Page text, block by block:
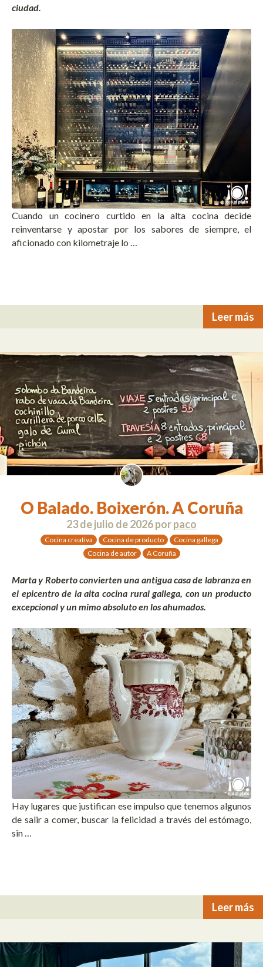
ciudad.
Cuando un cocinero curtido en la alta cocina decide
reinventarse y apostar por los sabores de siempre, el
aficionado con kilometraje lo …
Leer más
O Balado. Boixerón. A Coruña
23 de julio de 2026porpaco
Cocina creativa Cocina de producto
Cocina gallega
Cocina de autor
A Coruña
Marta y Roberto convierten una antigua casa de labranza en
el epicentro de la alta cocina rural gallega, con un producto
excepcional y un mimo absoluto en los ahumados.
Hay lugares que justifican ese impulso que tenemos algunos
de salir a comer, buscar la felicidad a través del estómago,
sin …
Leer más